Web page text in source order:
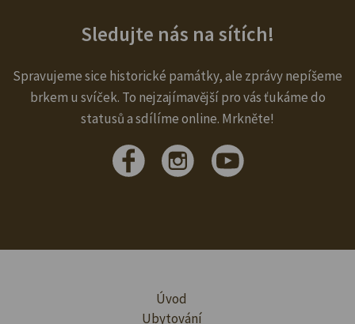
Sledujte nás na sítích!
Spravujeme sice historické památky, ale zprávy nepíšeme
brkem u svíček. To nejzajímavější pro vás ťukáme do
statusů a sdílíme online. Mrkněte!
Úvod
Ubytování